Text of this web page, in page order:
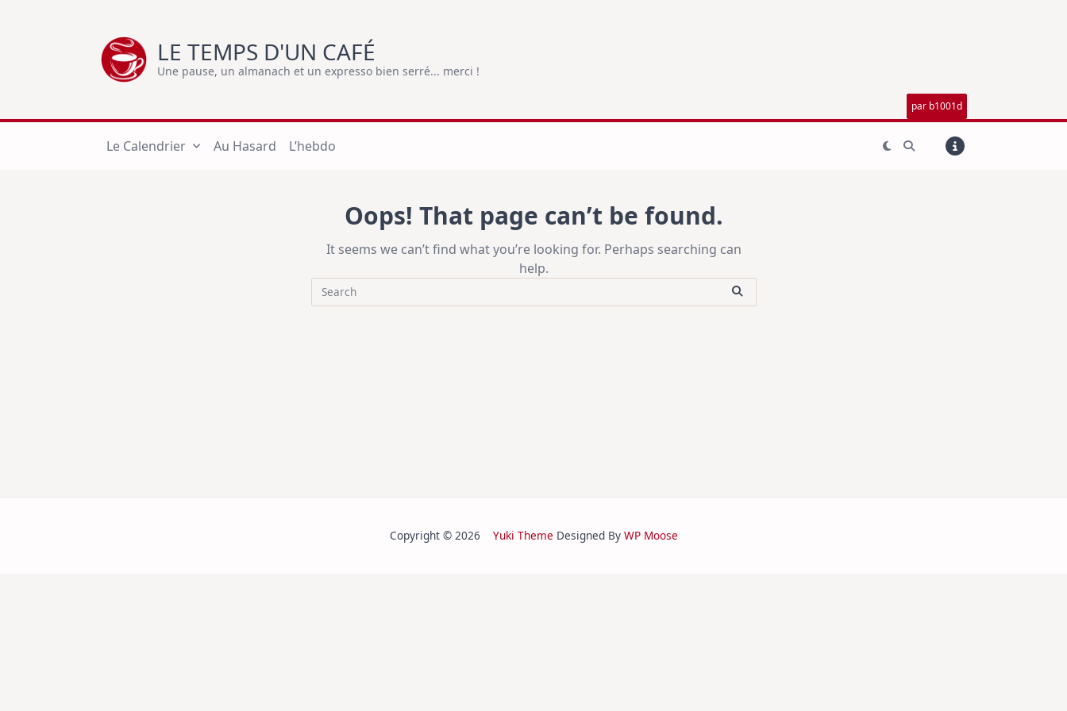
LE TEMPS D'UN CAFÉ
Une pause, un almanach et un expresso bien serré... merci !
par b1001d
Le Calendrier Au Hasard L’hebdo
Oops! That page can’t be found.
It seems we can’t find what you’re looking for. Perhaps searching can
help.
Search
Copyright © 2026 Yuki Theme Designed By WP Moose